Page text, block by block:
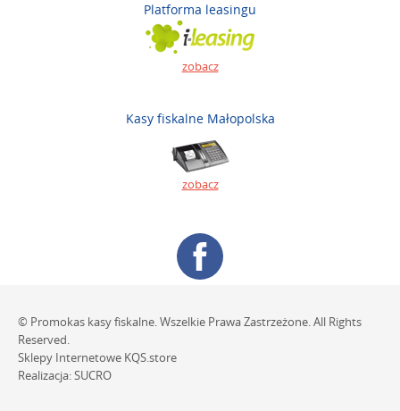
Platforma leasingu
zobacz
Kasy fiskalne Małopolska
zobacz
© Promokas kasy fiskalne. Wszelkie Prawa Zastrzeżone. All Rights
Reserved.
Sklepy Internetowe KQS.store
Realizacja:SUCRO